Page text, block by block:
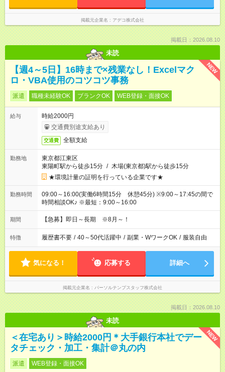
掲載元企業名 アデコ株式会社
掲載日：2026.08.10
未読
NEW
【週4～5日】16時まで×残業なし！Excelマク
ロ・VBA使用のコツコツ事務
派遣 職種未経験OK ブランクOK WEB登録・面接OK
給与
時給2000円
交通費別途支給あり
交通費 全額支給
勤務地
東京都江東区
東陽町駅から徒歩15分 / 木場(東京都)駅から徒歩15分
★環境計量の証明を行っている企業です★
勤務時間
09:00～16:00(実働6時間15分 休憩45分) ※9:00～17:45の間で
時間相談OK♪ ※最短：9:00～16:00
期間 【急募】即日～長期 ※8月～！
特徴 履歴書不要 / 40～50代活躍中 / 副業・WワークOK / 服装自由
気になる！ 応募する 詳細へ
掲載元企業名 パーソルテンプスタッフ株式会社
掲載日：2026.08.10
未読
NEW
＜在宅あり＞時給2000円＊大手銀行本社でデー
タチェック・加工・集計＠丸の内
派遣 WEB登録・面接OK